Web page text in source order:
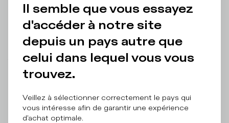
Détails et composition
Entretien Produit
There was a problem loading related productsThere was a
problem loading related products
Il semble que vous essayez
d'accéder à notre site
depuis un pays autre que
celui dans lequel vous vous
trouvez.
Veillez à sélectionner correctement le pays qui
vous intéresse afin de garantir une expérience
d'achat optimale.